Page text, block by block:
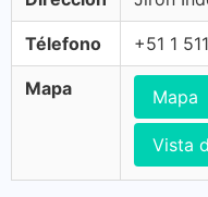
Télefono +51 1
Mapa Mapa
Vista